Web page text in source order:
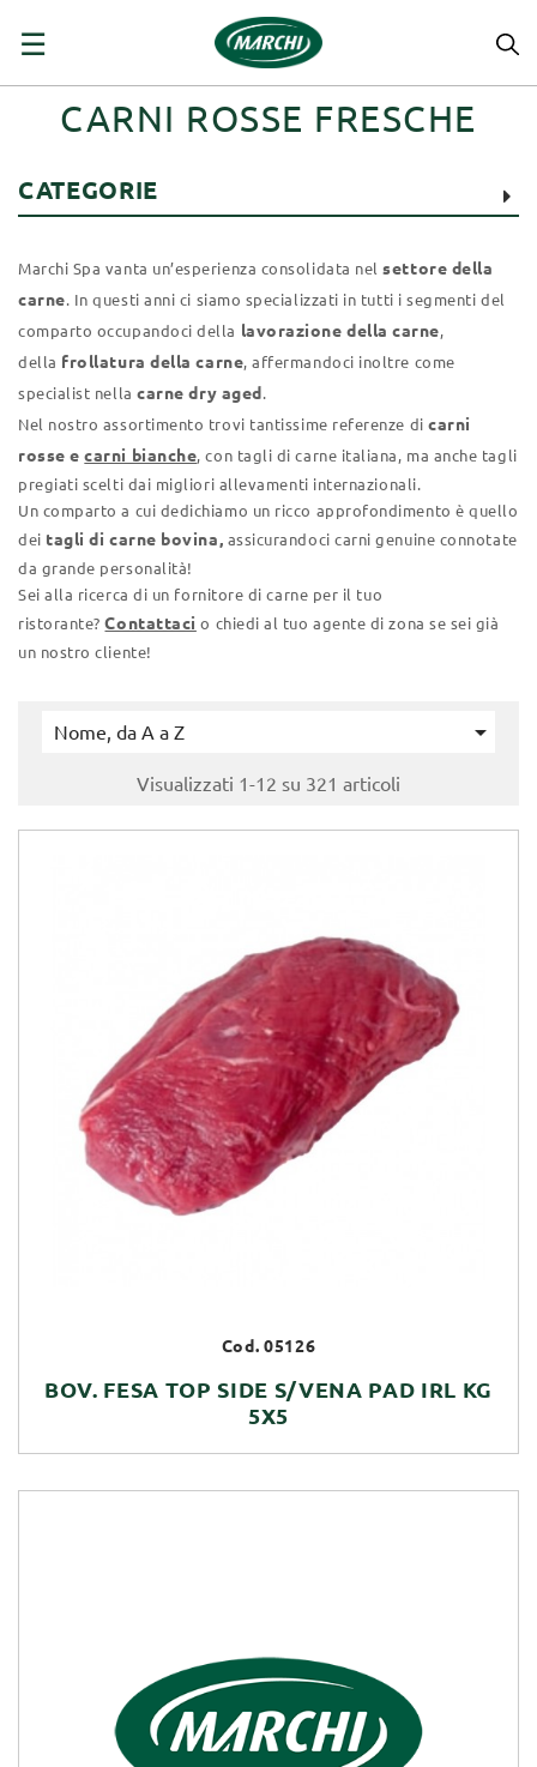
navigazione
☰
CARNI ROSSE FRESCHE
CATEGORIE
Marchi Spa vanta un’esperienza consolidata nelsettore della
carne. In questi anni ci siamo specializzati in tutti i segmenti del
comparto occupandoci della lavorazione della carne,
della frollatura della carne, affermandoci inoltre come
specialist nellacarne dry aged .
Nel nostro assortimento trovi tantissime referenze dicarni
rosse ecarni bianche, con tagli di carne italiana, ma anche tagli
pregiati scelti dai migliori allevamenti internazionali.
Un comparto a cui dedichiamo un ricco approfondimento è quello
dei tagli di carne bovina, assicurandoci carni genuine connotate
da grande personalità!
Sei alla ricerca di un fornitore di carne per il tuo
ristorante?Contattaci o chiedi al tuo agente di zona se sei già
un nostro cliente!
Nome, da A a Z 
Visualizzati 1-12 su 321 articoli
Cod. 05126
BOV. FESA TOP SIDE S/VENA PAD IRL KG
5X5